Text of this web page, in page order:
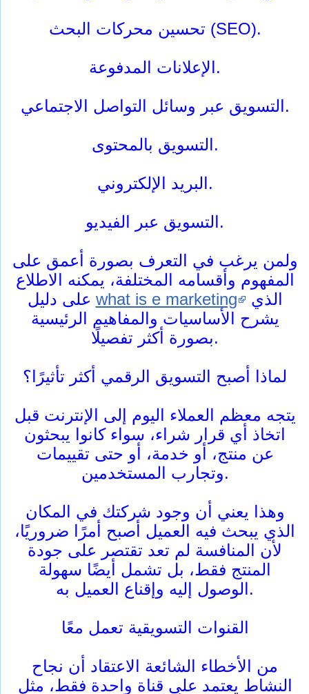
تحسين محركات البحث (SEO).
الإعلانات المدفوعة.
التسويق عبر وسائل التواصل الاجتماعي.
التسويق بالمحتوى.
البريد الإلكتروني.
التسويق عبر الفيديو.
ولمن يرغب في التعرف بصورة أعمق على
المفهوم وأقسامه المختلفة، يمكنه الاطلاع
what is e marketing
يشرح الأساسيات والمفاهيم الرئيسية
بصورة أكثر تفصيلًا.
لماذا أصبح التسويق الرقمي أكثر تأثيرًا؟
يتجه معظم العملاء اليوم إلى الإنترنت قبل
اتخاذ أي قرار شراء، سواء كانوا يبحثون
عن منتج، أو خدمة، أو حتى تقييمات
وتجارب المستخدمين.
وهذا يعني أن وجود شركتك في المكان
الذي يبحث فيه العميل أصبح أمرًا ضروريًا،
لأن المنافسة لم تعد تقتصر على جودة
المنتج فقط، بل تشمل أيضًا سهولة
الوصول إليه وإقناع العميل به.
القنوات التسويقية تعمل معًا
من الأخطاء الشائعة الاعتقاد أن نجاح
النشاط يعتمد على قناة واحدة فقط، مثل